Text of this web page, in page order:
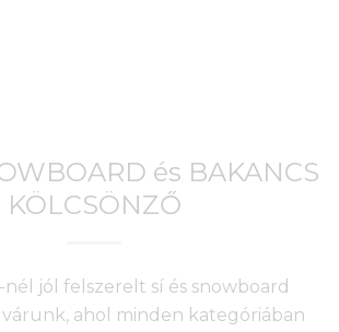
és BAKANCS
KÖLCSÖNZŐ
jól felszerelt sí és snowboard
ahol minden kategóriában